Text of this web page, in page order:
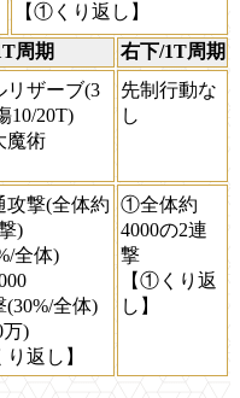
【①くり返し】
周期
右下/1T周期
リザーブ(3
10/20T)
魔術
先制行動な
し
撃(全体約
)
全体)
全体)
万)
返し】
①全体約
4000の2連
撃
【①くり返
し】